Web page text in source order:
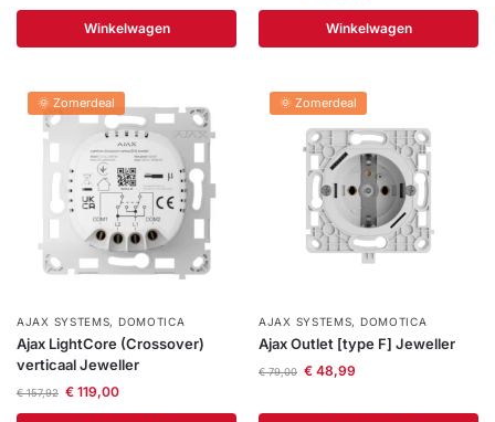
Winkelwagen Winkelwagen
🌞 Zomerdeal
AJAX SYSTEMS, DOMOTICA
Ajax LightCore (Crossover)
verticaal Jeweller
€157,92 €119,00
🌞 Zomerdeal
AJAX SYSTEMS, DOMOTICA
Ajax Outlet [type F] Jeweller
€79,00 €48,99